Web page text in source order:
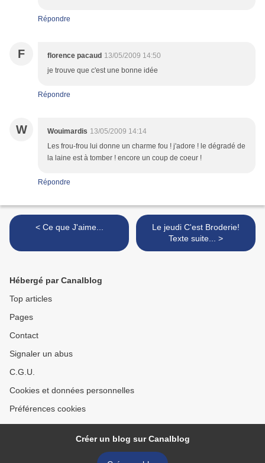
Répondre
F florence pacaud 13/05/2009 14:50
je trouve que c'est une bonne idée
Répondre
W Wouimardis 13/05/2009 14:14
Les frou-frou lui donne un charme fou ! j'adore ! le dégradé de
la laine est à tomber ! encore un coup de coeur !
Répondre
< Ce que J'aime...
Le jeudi C'est Broderie!
Texte suite... >
Hébergé par Canalblog
Top articles
Pages
Contact
Signaler un abus
C.G.U.
Cookies et données personnelles
Préférences cookies
Créer un blog sur Canalblog